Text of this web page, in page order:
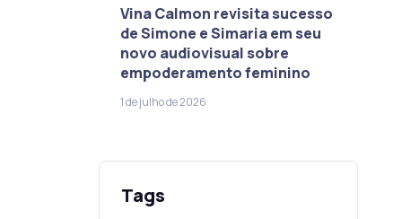
Vina Calmon revisita sucesso
de Simone e Simaria em seu
novo audiovisual sobre
empoderamento feminino
1 de julho de 2026
Tags